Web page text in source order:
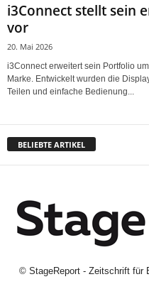
i3Connect stellt sein
vor
20. Mai 2026
i3Connect erweitert sein Portfolio
Marke. Entwickelt wurden die
Teilen und einfache Bedienung...
BELIEBTE ARTIKEL
© StageReport - Zeitschrift für